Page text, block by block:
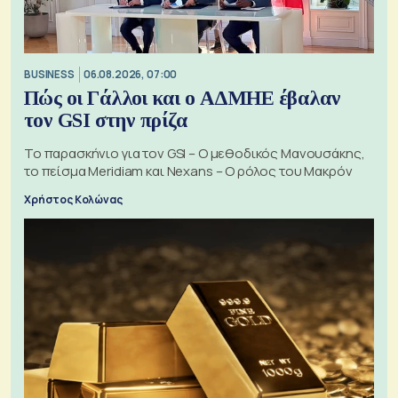
BUSINESS 06.08.2026, 07:00
Πώς οι Γάλλοι και ο ΑΔΜΗΕ έβαλαν
τον GSI στην πρίζα
Το παρασκήνιο για τον GSI – Ο μεθοδικός Μανουσάκης,
το πείσμα Meridiam και Nexans – Ο ρόλος του Μακρόν
Χρήστος Κολώνας